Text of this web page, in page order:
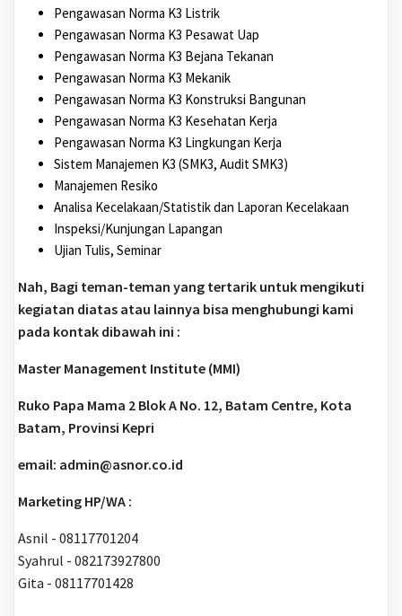
Pengawasan Norma K3 Listrik
Pengawasan Norma K3 Pesawat Uap
Pengawasan Norma K3 Bejana Tekanan
Pengawasan Norma K3 Mekanik
Pengawasan Norma K3 Konstruksi Bangunan
Pengawasan Norma K3 Kesehatan Kerja
Pengawasan Norma K3 Lingkungan Kerja
Sistem Manajemen K3 (SMK3, Audit SMK3)
Manajemen Resiko
Analisa Kecelakaan/Statistik dan Laporan Kecelakaan
Inspeksi/Kunjungan Lapangan
Ujian Tulis, Seminar
Nah, Bagi teman-teman yang tertarik untuk mengikuti
kegiatan diatas atau lainnya bisa menghubungi kami
pada kontak dibawah ini :
Master Management Institute (MMI)
Ruko Papa Mama 2 Blok A No. 12, Batam Centre, Kota
Batam, Provinsi Kepri
email: admin@asnor.co.id
Marketing HP/WA :
Asnil - 08117701204
Syahrul - 082173927800
Gita - 08117701428